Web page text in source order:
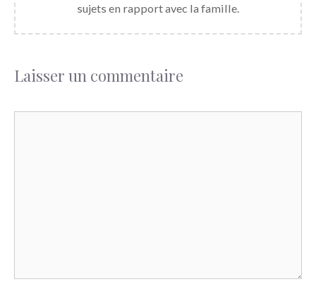
sujets en rapport avec la famille.
Laisser un commentaire